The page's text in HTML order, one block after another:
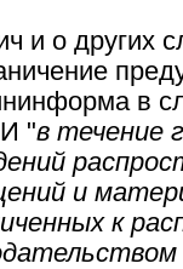
и о других
в
"в течение
и
к